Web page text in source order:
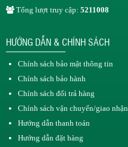
Tổng lượt truy cập: 5211008
HƯỚNG DẪN & CHÍNH SÁCH
Chính sách bảo mật thông tin
Chính sách bảo hành
Chính sách đổi trả hàng
Chính sách vận chuyển/giao nhận
Hướng dẫn thanh toán
Hướng dẫn đặt hàng